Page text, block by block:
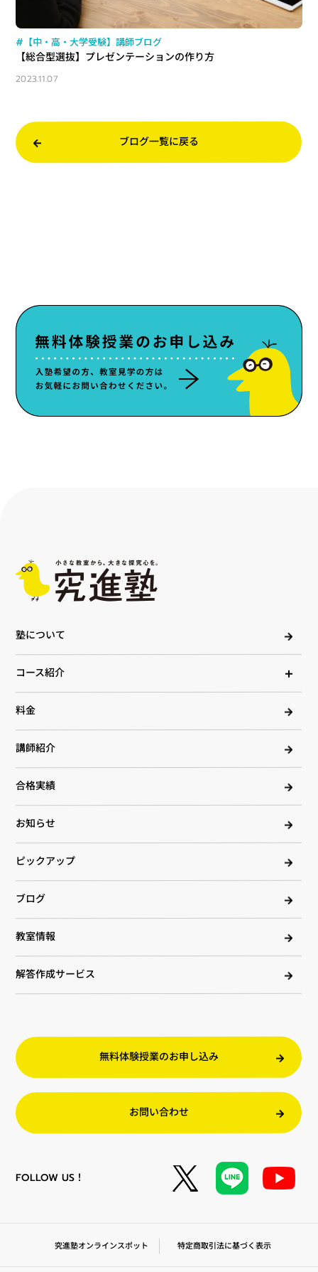
#【中・高・大学受験】講師ブログ
【総合型選抜】プレゼンテーションの作り方
2023.11.07
ブログ一覧に戻る
塾について
コース紹介
料金
講師紹介
合格実績
お知らせ
ピックアップ
ブログ
教室情報
解答作成サービス
無料体験授業のお申し込み
お問い合わせ
FOLLOW US！
究進塾オンラインスポット 特定商取引法に基づく表示